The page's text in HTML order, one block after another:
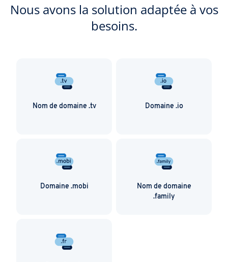
Nous avons la solution adaptée à vos
besoins.
Nom de domaine .tv Domaine .io
Domaine .mobi
Nom de domaine
.family